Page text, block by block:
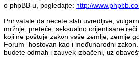
o phpBB-u, pogledajte: http://
Prihvatate da nećete slati uvredljive,
mržnje, preteće, seksualno orijentisane
koji ne poštuje zakon vaše zemlje, zemlje
Forum” hostovan kao i međunarodni
budete odmah i zauvek izbačeni, uz